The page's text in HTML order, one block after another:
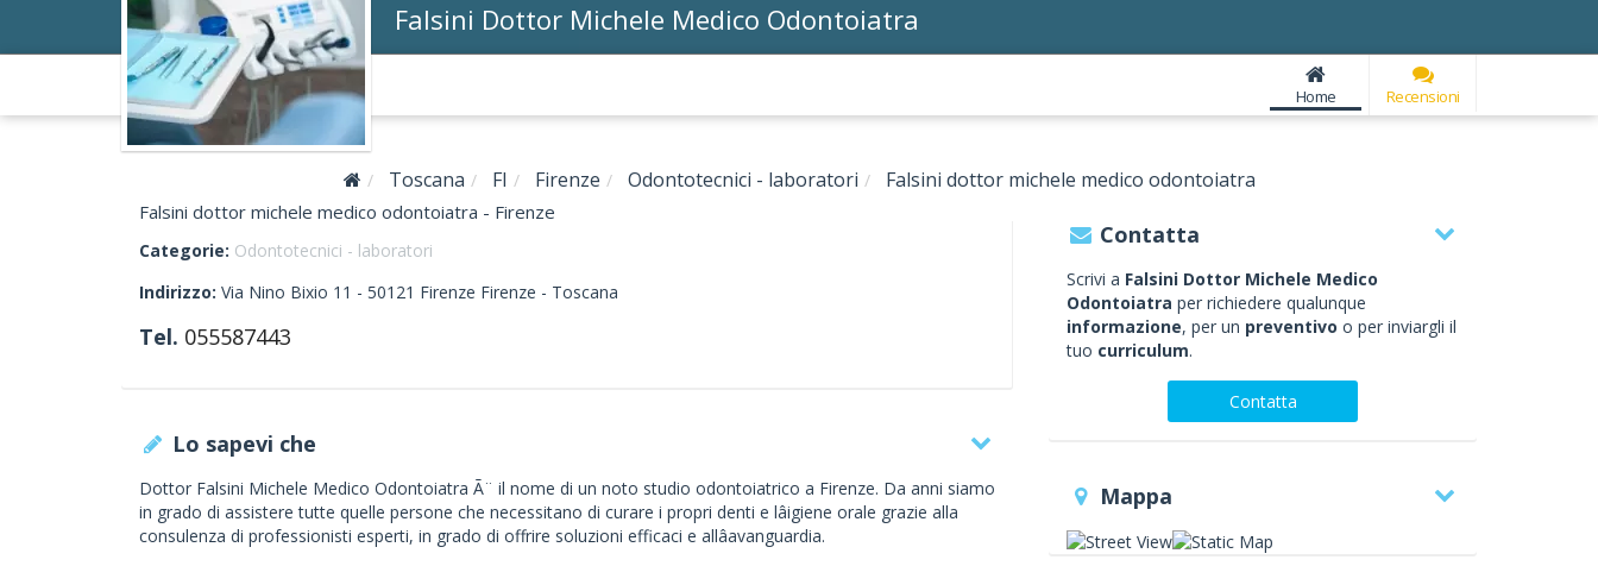
Falsini Dottor Michele Medico Odontoiatra
Home Recensioni
Toscana FI Firenze Odontotecnici - laboratori Falsini dottor michele medico odontoiatra
Falsini dottor michele medico odontoiatra - Firenze
Categorie: Odontotecnici - laboratori
Indirizzo: Via Nino Bixio 11 - 50121 Firenze Firenze - Toscana
Tel. 055587443
Lo sapevi che
Dottor Falsini Michele Medico Odontoiatra Ã¨ il nome di un noto studio odontoiatrico a Firenze. Da anni siamo
in grado di assistere tutte quelle persone che necessitano di curare i propri denti e lâigiene orale grazie alla
consulenza di professionisti esperti, in grado di offrire soluzioni efficaci e allâavanguardia.
Contatta
Scrivi a Falsini Dottor Michele Medico
Odontoiatra per richiedere qualunque
informazione, per un preventivo o per inviargli il
tuo curriculum.
Contatta
Mappa